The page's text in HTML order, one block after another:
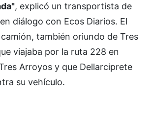
, explicó un transportista de
diálogo con Ecos Diarios. El
también oriundo de Tres
viajaba por la ruta 228 en
Arroyos y que Dellarciprete
su vehículo.